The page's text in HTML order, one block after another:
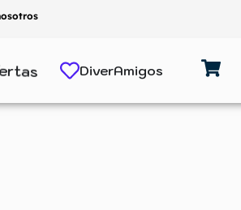
DiverAmigos